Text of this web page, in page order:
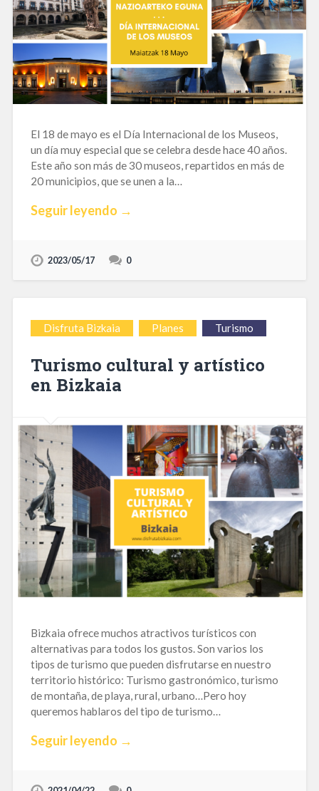
El 18 de mayo es el Día Internacional de los Museos,
un día muy especial que se celebra desde hace 40 años.
Este año son más de 30 museos, repartidos en más de
20 municipios, que se unen a la…
Seguir leyendo →
2023/05/17 0
Disfruta Bizkaia Planes Turismo
Turismo cultural y artístico
en Bizkaia
Bizkaia ofrece muchos atractivos turísticos con
alternativas para todos los gustos. Son varios los
tipos de turismo que pueden disfrutarse en nuestro
territorio histórico: Turismo gastronómico, turismo
de montaña, de playa, rural, urbano…Pero hoy
queremos hablaros del tipo de turismo…
Seguir leyendo →